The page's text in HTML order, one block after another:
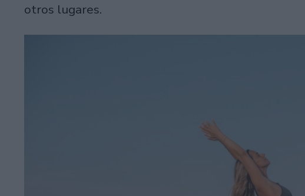
otros lugares.